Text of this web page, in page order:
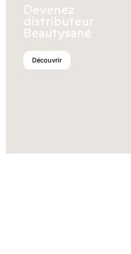
Devenez
distributeur
Beautysané
Découvrir